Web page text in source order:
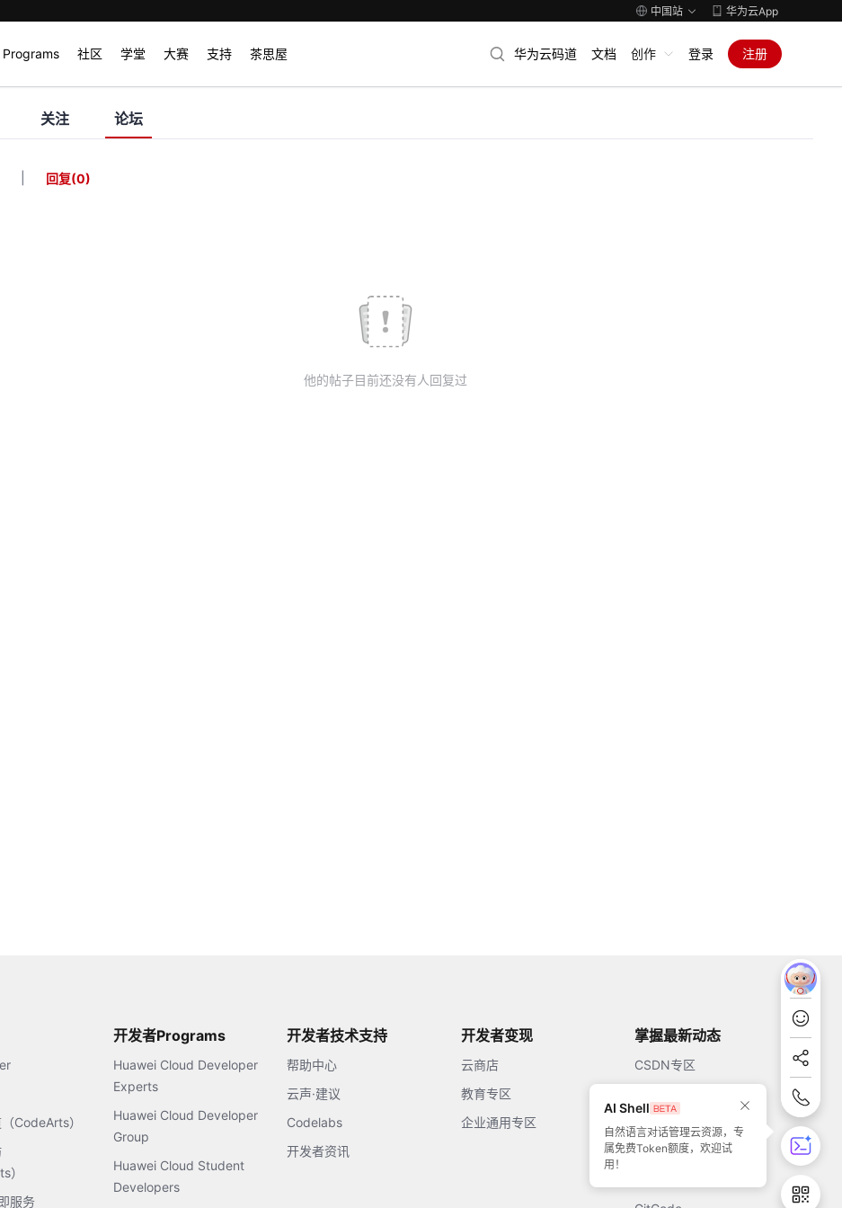
中国站 华为云App
Programs 社区 学堂 大赛 支持 茶思屋 华为云码道 文档 创作 登录 注册
关注 论坛
回复(0)
他的帖子目前还没有人回复过
CodeArts）
）
服务
开发者Programs
Huawei Cloud Developer
Experts
Huawei Cloud Developer
Group
Huawei Cloud Student
Developers
开发者技术支持
帮助中心
云声·建议
Codelabs
开发者资讯
开发者变现
云商店
教育专区
企业通用专区
掌握最新动态
CSDN专区
51CTO
AI Shell
自然语言对话管理云资源，专
属免费Token额度，欢迎试
用！